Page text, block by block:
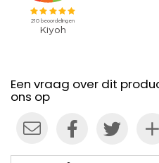
Een vraag over dit
ons op